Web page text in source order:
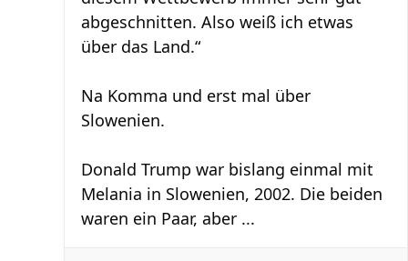
abgeschnitten. Also weiß ich etwas
über das Land.“
Na Komma und erst mal über
Slowenien.
Donald Trump war bislang einmal mit
Melania in Slowenien, 2002. Die beiden
waren ein Paar, aber ...